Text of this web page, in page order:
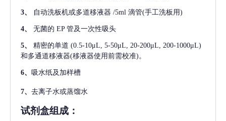
3、 自动洗板机或多道移液器 /5ml 滴管(手工洗板用)
4、 无菌的 EP 管及一次性吸头
5、 精密的单道 (0.5-10μL, 5-50μL, 20-200μL, 200-1000μL)
和多通道移液器(移液器使用前需校准)。
6、 吸水纸及加样槽
7、 去离子水或蒸馏水
试剂盒组成：